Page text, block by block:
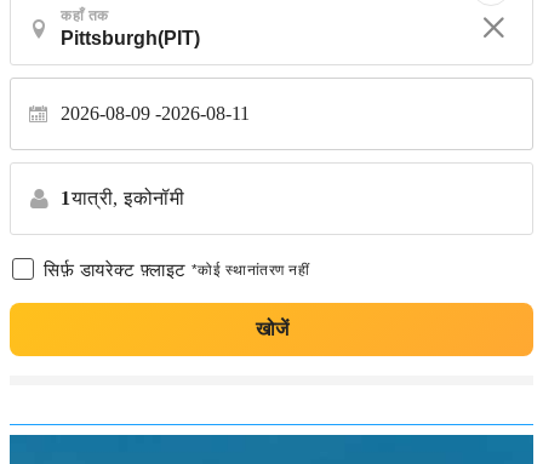
कहाँ तक
2026-08-09 2026-08-11
1यात्री, इकोनॉमी
सिर्फ़ डायरेक्ट फ़्लाइट *कोई स्थानांतरण नहीं
खोजें